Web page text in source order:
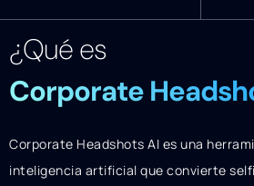
¿Qué es
Corporate
Corporate Headshots AI es una
inteligencia artificial que convierte